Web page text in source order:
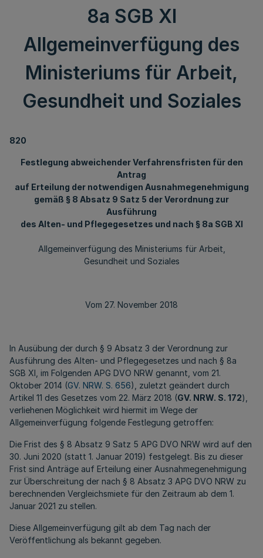
8a SGB XI
Allgemeinverfügung des
Ministeriums für Arbeit,
Gesundheit und Soziales
820
Festlegung abweichender Verfahrensfristen für den
Antrag
auf Erteilung der notwendigen Ausnahmegenehmigung
gemäß § 8 Absatz 9 Satz 5 der Verordnung zur
Ausführung
des Alten- und Pflegegesetzes und nach § 8a SGB XI
Allgemeinverfügung des Ministeriums für Arbeit,
Gesundheit und Soziales
Vom 27. November 2018
In Ausübung der durch § 9 Absatz 3 der Verordnung zur
Ausführung des Alten- und Pflegegesetzes und nach § 8a
SGB XI, im Folgenden APG DVO NRW genannt, vom 21.
Oktober 2014 (GV. NRW. S. 656), zuletzt geändert durch
Artikel 11 des Gesetzes vom 22. März 2018 (GV. NRW. S. 172),
verliehenen Möglichkeit wird hiermit im Wege der
Allgemeinverfügung folgende Festlegung getroffen:
Die Frist des § 8 Absatz 9 Satz 5 APG DVO NRW wird auf den
30. Juni 2020 (statt 1. Januar 2019) festgelegt. Bis zu dieser
Frist sind Anträge auf Erteilung einer Ausnahmegenehmigung
zur Überschreitung der nach § 8 Absatz 3 APG DVO NRW zu
berechnenden Vergleichsmiete für den Zeitraum ab dem 1.
Januar 2021 zu stellen.
Diese Allgemeinverfügung gilt ab dem Tag nach der
Veröffentlichung als bekannt gegeben.